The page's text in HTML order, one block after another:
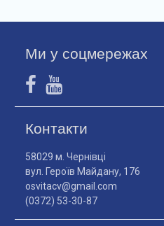
Ми у соцмережах
Контакти
58029 м. Чернівці
вул. Героїв Майдану, 176
osvitacv@gmail.com
(0372) 53-30-87